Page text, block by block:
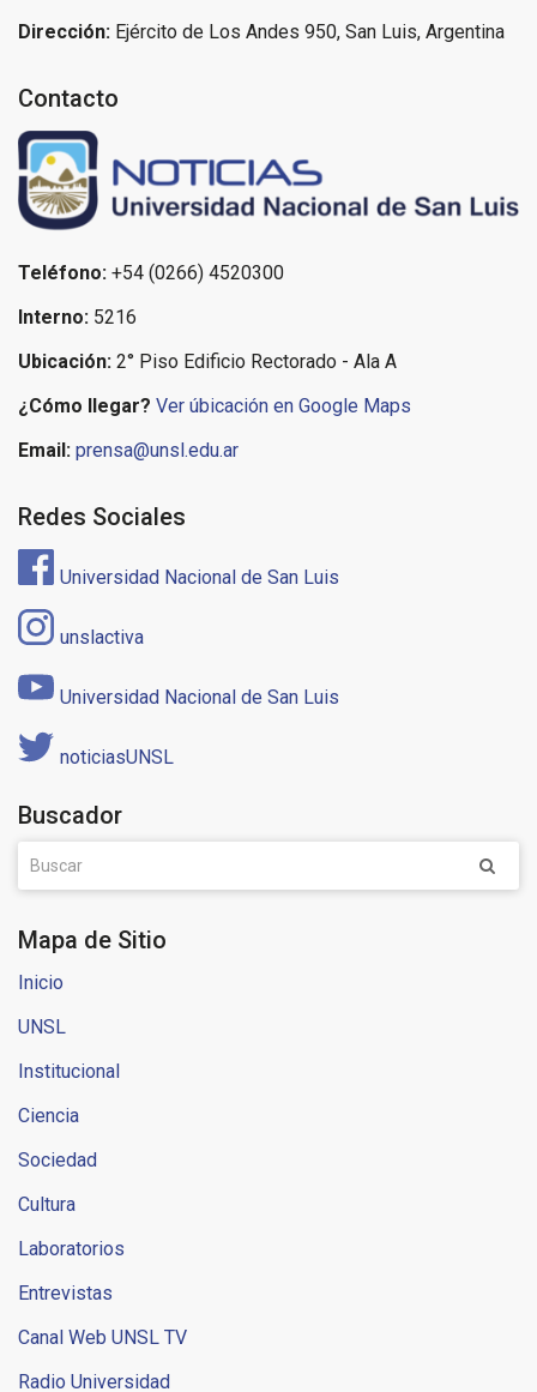
Dirección: Ejército de Los Andes 950, San Luis, Argentina
Contacto
Teléfono: +54 (0266) 4520300
Interno: 5216
Ubicación: 2° Piso Edificio Rectorado - Ala A
¿Cómo llegar? Ver úbicación en Google Maps
Email: prensa@unsl.edu.ar
Redes Sociales
Universidad Nacional de San Luis
unslactiva
Universidad Nacional de San Luis
noticiasUNSL
Buscador
Mapa de Sitio
Inicio
UNSL
Institucional
Ciencia
Sociedad
Cultura
Laboratorios
Entrevistas
Canal Web UNSL TV
Radio Universidad